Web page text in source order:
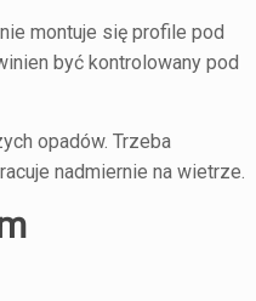
montuje się profile pod
być kontrolowany pod
opadów. Trzeba
nadmiernie na wietrze.